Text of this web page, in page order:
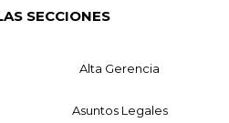
SECCIONES
Alta Gerencia
Asuntos Legales